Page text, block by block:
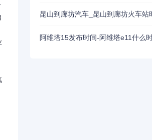
阿维塔15发布时间-阿维塔e11什么